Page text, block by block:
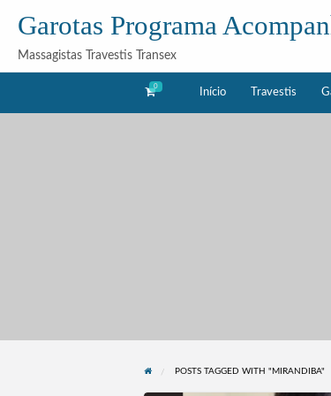
Acompanhantes
Garotas Programa
Massagistas Travestis Transex
0
Início Travestis
POSTS TAGGED WITH "MIRANDIBA"